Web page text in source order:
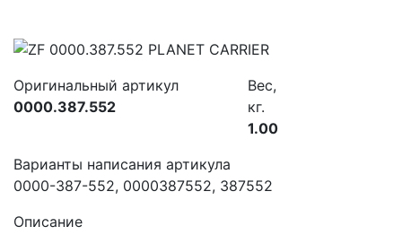
Оригинальный артикул
0000.387.552
Вес,
кг.
1.00
Варианты написания артикула
0000-387-552, 0000387552, 387552
Описание